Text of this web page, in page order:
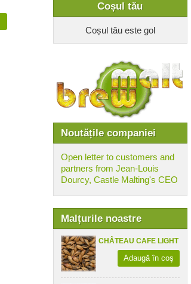
Coșul tău
Coșul tău este gol
Noutățile companiei
Open letter to customers and
partners from Jean-Louis
Dourcy, Castle Malting's CEO
Malțurile noastre
CHÂTEAU CAFE LIGHT
Adaugă în coş